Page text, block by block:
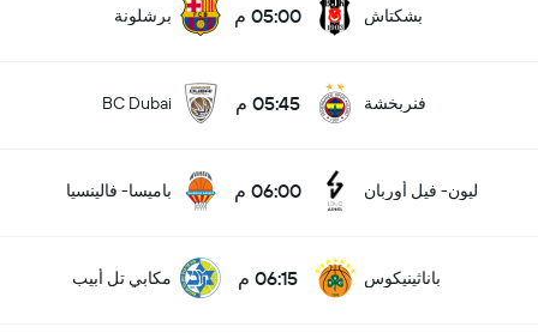
بشكتاش 05:00 م برشلونة
فنربخشة 05:45 م BC Dubai
ليون- فيل أوربان 06:00 م باميسا- فالينسيا
باناثينيكوس 06:15 م مكابي تل أبيب